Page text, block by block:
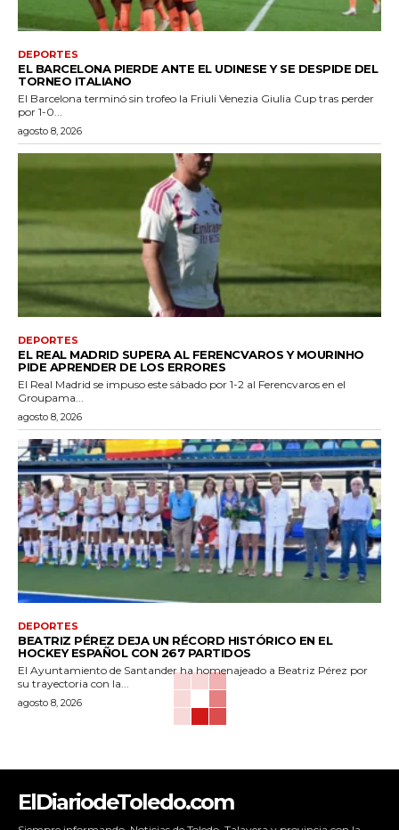
DEPORTES
EL BARCELONA PIERDE ANTE EL UDINESE Y SE DESPIDE DEL
TORNEO ITALIANO
El Barcelona terminó sin trofeo la Friuli Venezia Giulia Cup tras perder
por 1-0...
agosto 8, 2026
DEPORTES
EL REAL MADRID SUPERA AL FERENCVAROS Y MOURINHO
PIDE APRENDER DE LOS ERRORES
El Real Madrid se impuso este sábado por 1-2 al Ferencvaros en el
Groupama...
agosto 8, 2026
DEPORTES
BEATRIZ PÉREZ DEJA UN RÉCORD HISTÓRICO EN EL
HOCKEY ESPAÑOL CON 267 PARTIDOS
El Ayuntamiento de Santander ha homenajeado a Beatriz Pérez por
su trayectoria con la...
agosto 8, 2026
ElDiariodeToledo.com